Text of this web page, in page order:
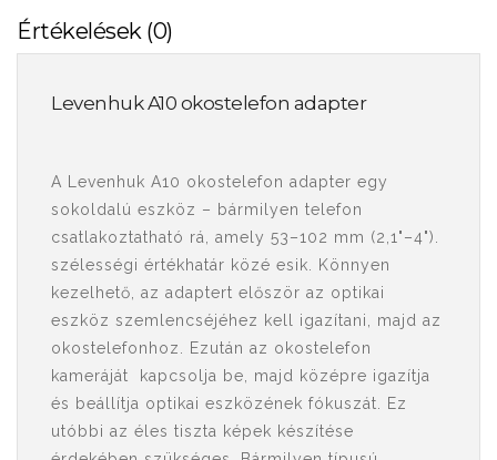
Értékelések (0)
Levenhuk A10 okostelefon adapter
A Levenhuk A10 okostelefon adapter egy
sokoldalú eszköz – bármilyen telefon
csatlakoztatható rá, amely 53–102 mm (2,1"–4").
szélességi értékhatár közé esik. Könnyen
kezelhető, az adaptert először az optikai
eszköz szemlencséjéhez kell igazítani, majd az
okostelefonhoz. Ezután az okostelefon
kameráját kapcsolja be, majd középre igazítja
és beállítja optikai eszközének fókuszát. Ez
utóbbi az éles tiszta képek készítése